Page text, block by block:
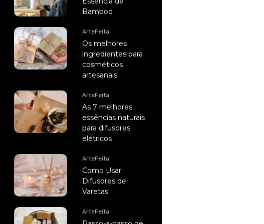
Bamboo
ArteFeita
Os melhores
ingredientes para
cosméticos
artesanais
ArteFeita
As 7 melhores
essências naturais
para difusores
elétricos
ArteFeita
Como Usar
Difusores de
Varetas
ArteFeita